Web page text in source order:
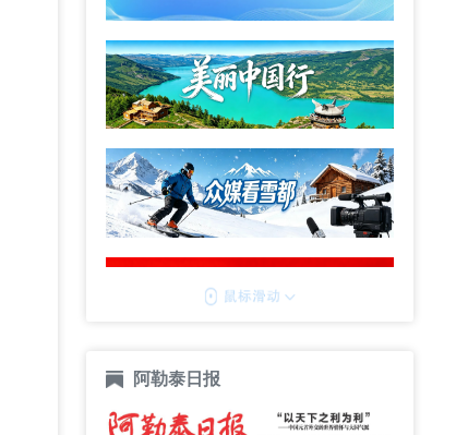
阿勒泰日报